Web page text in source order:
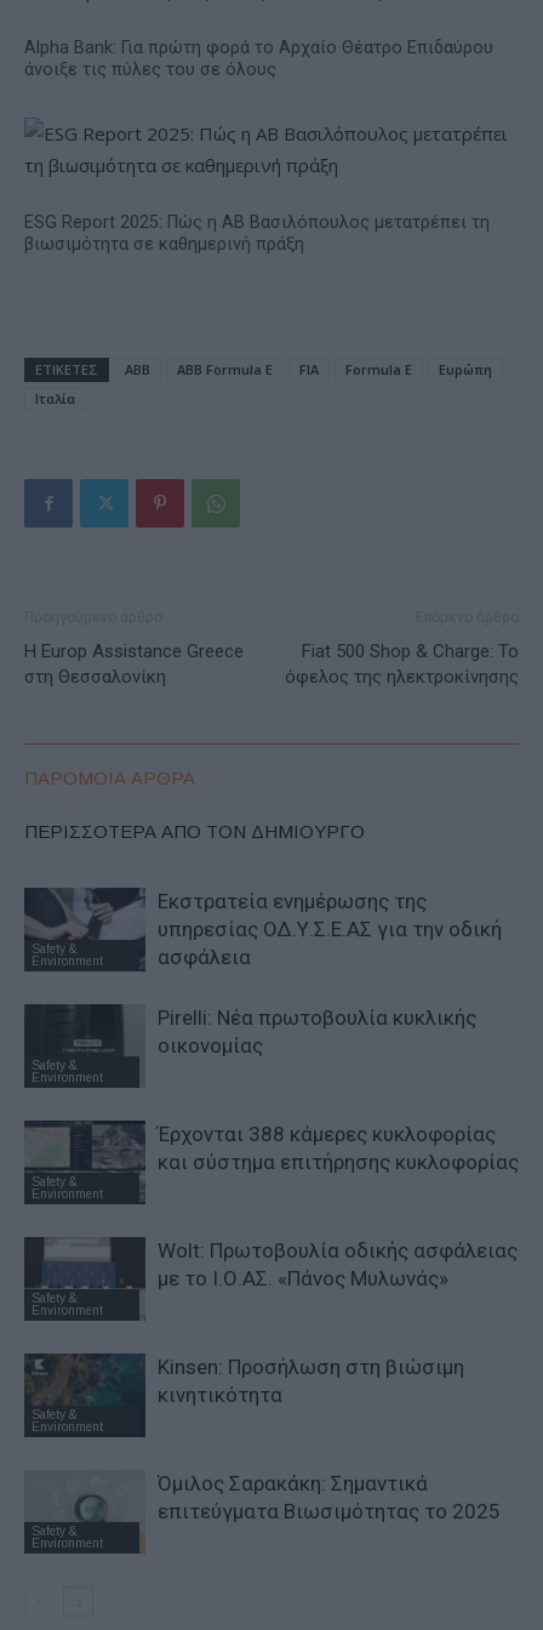
Alpha Bank: Για πρώτη φορά το Αρχαίο Θέατρο Επιδαύρου
άνοιξε τις πύλες του σε όλους
ESG Report 2025: Πώς η ΑΒ Βασιλόπουλος μετατρέπει τη
βιωσιμότητα σε καθημερινή πράξη
ΕΤΙΚΕΤΕΣ ABB ABB Formula E FIA Formula E
Ευρώπη
Ιταλία
Η Europ Assistance Greece
στη Θεσσαλονίκη
Fiat 500 Shop & Charge: Το
όφελος της ηλεκτροκίνησης
ΠΑΡΟΜΟΙΑ ΑΡΘΡΑ
ΠΕΡΙΣΣΟΤΕΡΑ ΑΠΟ ΤΟΝ ΔΗΜΙΟΥΡΓΟ
Safety &
Environment
Εκστρατεία ενημέρωσης της
υπηρεσίας ΟΔ.Υ.Σ.Ε.ΑΣ για την οδική
ασφάλεια
Safety &
Environment
Pirelli: Νέα πρωτοβουλία κυκλικής
οικονομίας
Safety &
Environment
Έρχονται 388 κάμερες κυκλοφορίας
και σύστημα επιτήρησης κυκλοφορίας
Safety &
Environment
Wolt: Πρωτοβουλία οδικής ασφάλειας
με το Ι.Ο.ΑΣ. «Πάνος Μυλωνάς»
Safety &
Environment
Kinsen: Προσήλωση στη βιώσιμη
κινητικότητα
Safety &
Environment
Όμιλος Σαρακάκη: Σημαντικά
επιτεύγματα Βιωσιμότητας το 2025